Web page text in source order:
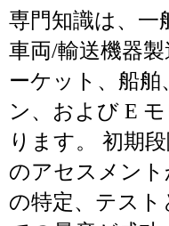
専門知識は、一
車両/輸送機器
ーケット、船舶
ン、および E
ります。 初期
のアセスメン
の特定、テスト